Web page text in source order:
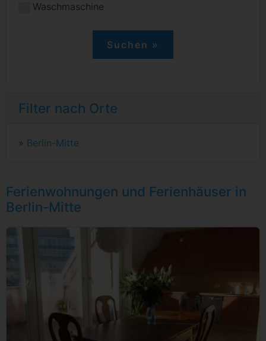
Waschmaschine
Filter nach Orte
» Berlin-Mitte
Ferienwohnungen und Ferienhäuser in
Berlin-Mitte